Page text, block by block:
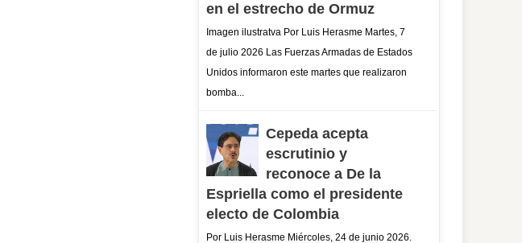
en el estrecho de Ormuz
Imagen ilustratva Por Luis Herasme Martes, 7
de julio 2026 Las Fuerzas Armadas de Estados
Unidos informaron este martes que realizaron
bomba...
Cepeda acepta
escrutinio y
reconoce a De la
Espriella como el presidente
electo de Colombia
Por Luis Herasme Miércoles, 24 de junio 2026.